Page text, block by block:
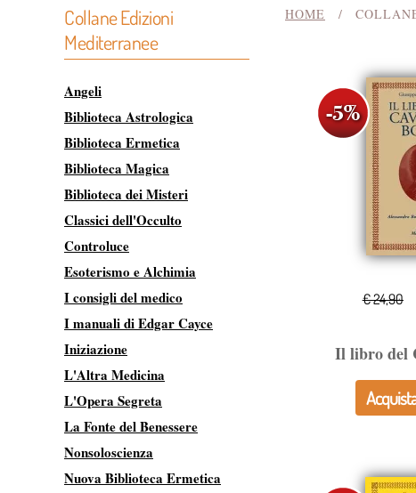
HOME
€ 24,90
Il libro del
Collane Edizioni
Mediterranee
Angeli
Biblioteca Astrologica
Biblioteca Ermetica
Biblioteca Magica
Biblioteca dei Misteri
Classici dell'Occulto
Controluce
Esoterismo e Alchimia
I consigli del medico
I manuali di Edgar Cayce
Iniziazione
L'Altra Medicina
L'Opera Segreta
La Fonte del Benessere
Nonsoloscienza
Nuova Biblioteca Ermetica